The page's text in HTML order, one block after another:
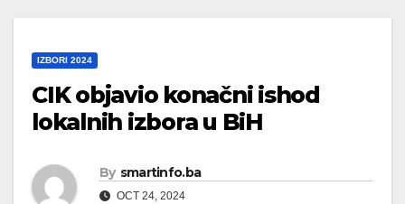
IZBORI 2024
CIK objavio konačni ishod
lokalnih izbora u BiH
By smartinfo.ba
OCT 24, 2024